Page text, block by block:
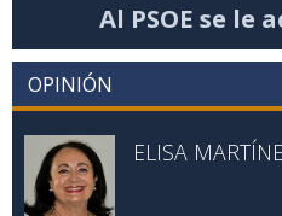
Al PSOE se le
OPINIÓN
ELISA